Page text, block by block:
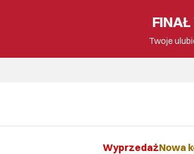
Twoje
WyprzedażNowa